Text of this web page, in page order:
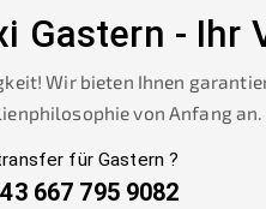
Gastern - Ihr
Wir bieten Ihnen
von Anfang an.
für Gastern ?
667 795 9082